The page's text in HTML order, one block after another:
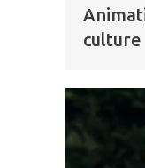
culture